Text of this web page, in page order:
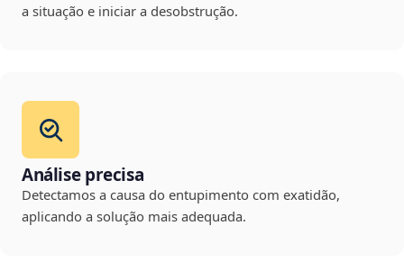
a situação e iniciar a desobstrução.
Análise precisa
Detectamos a causa do entupimento com exatidão,
aplicando a solução mais adequada.